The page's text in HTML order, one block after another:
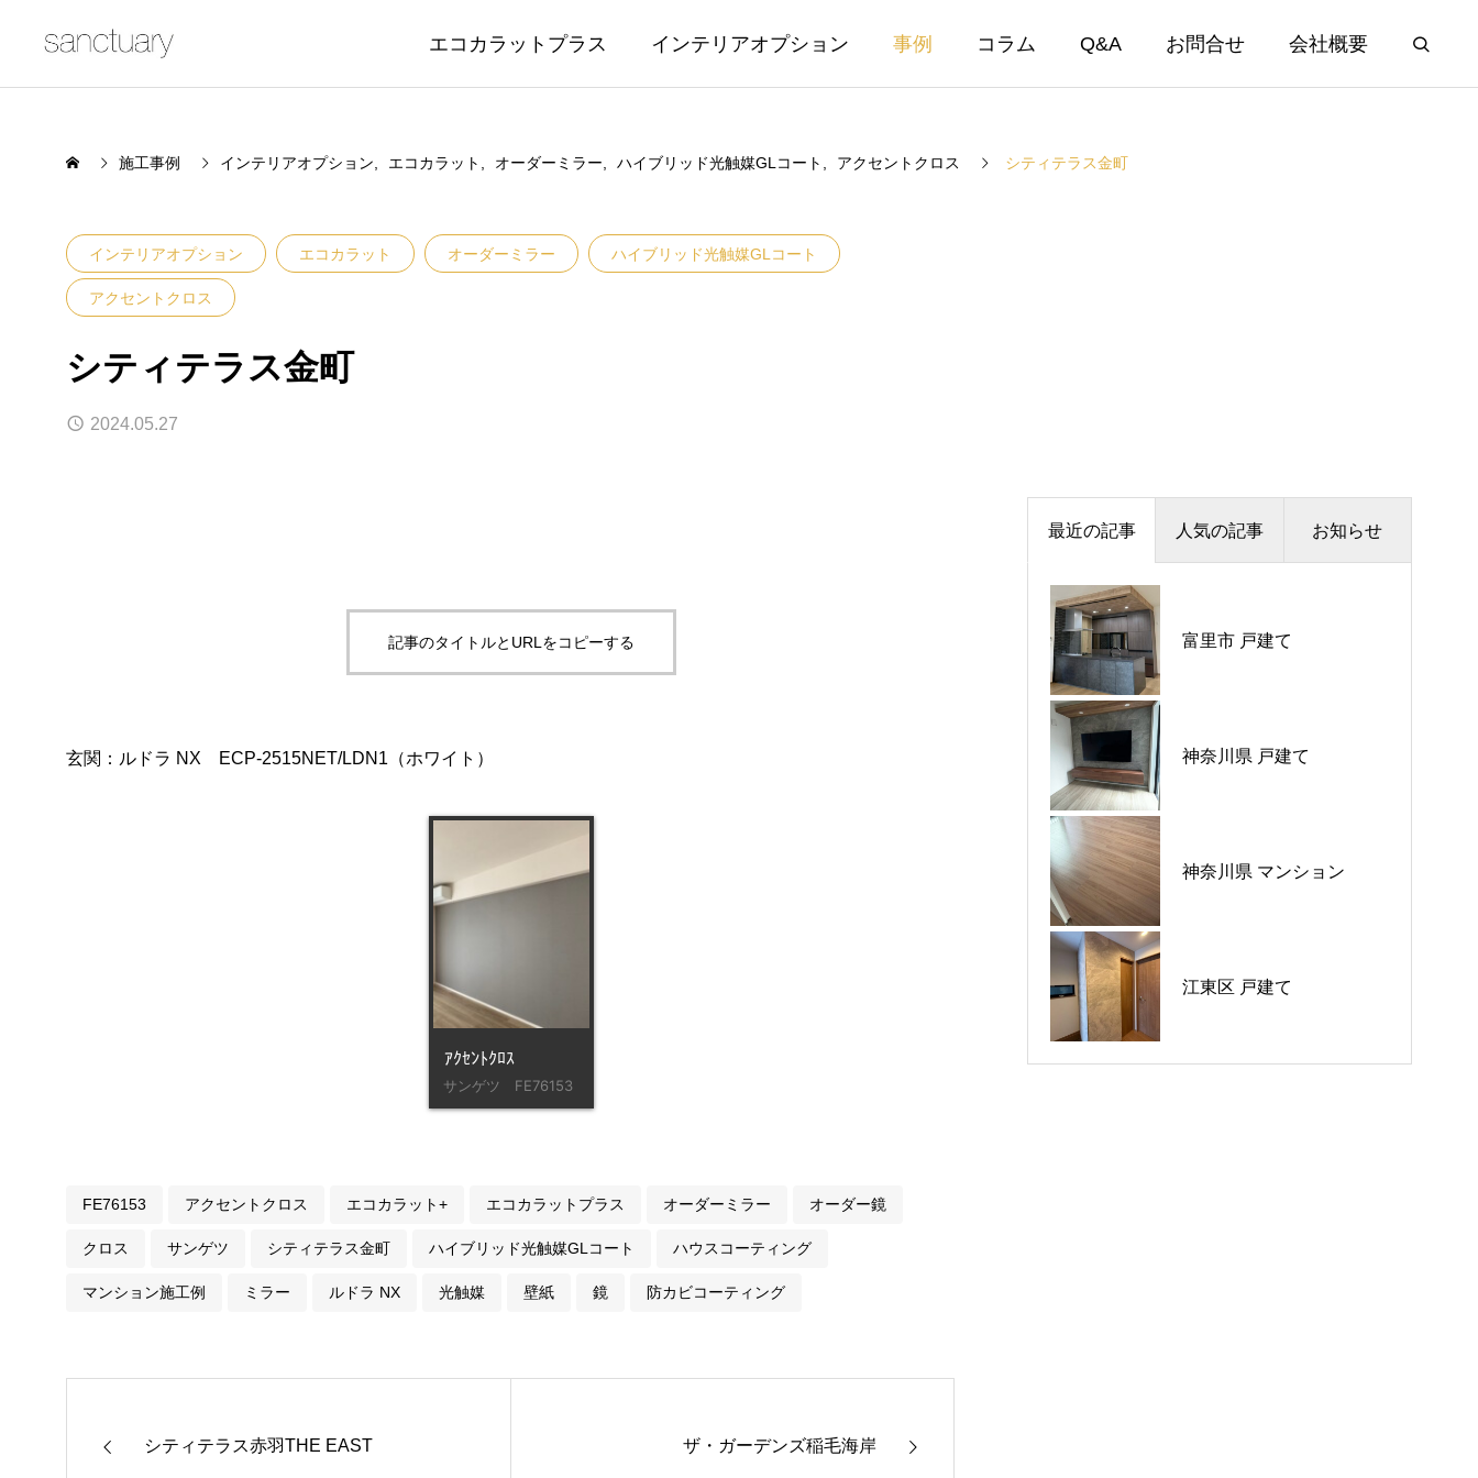
エコカラットプラス インテリアオプション 事例 コラム Q&A お問合せ 会社概要
施工事例 インテリアオプション エコカラット オーダーミラー ハイブリッド光触媒GLコート アクセントクロス シティテラス金町
インテリアオプション エコカラット オーダーミラー ハイブリッド光触媒GLコート
アクセントクロス
シティテラス金町
2024.05.27
記事のタイトルとURLをコピーする
玄関：ルドラ NX ECP‐2515NET/LDN1（ホワイト）
ｱｸｾﾝﾄｸﾛｽ
サンゲツ FE76153
FE76153 アクセントクロス エコカラット+ エコカラットプラス オーダーミラー オーダー鏡
クロス サンゲツ シティテラス金町 ハイブリッド光触媒GLコート ハウスコーティング
マンション施工例 ミラー ルドラ NX 光触媒 壁紙 鏡 防カビコーティング
シティテラス赤羽THE EAST ザ・ガーデンズ稲毛海岸
最近の記事 人気の記事 お知らせ
富里市 戸建て
神奈川県 戸建て
神奈川県 マンション
江東区 戸建て
プラウドシティ所沢
テラス
ウエリス八千代村上
シーブレス
夏季休暇のお知らせ
価格改定のお知らせ
平日ナイト相談会開催🌙
GW営業のご案内